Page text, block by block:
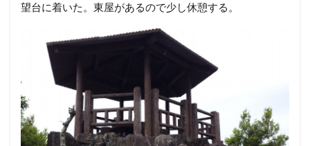
望台に着いた。東屋があるので少し休憩する。